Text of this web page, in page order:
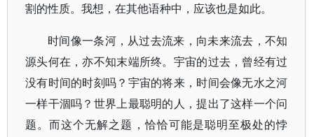
割的性质。我想，在其他语种中，应该也是如此。
时间像一条河，从过去流来，向未来流去，不知
源头何在，亦不知末端所终。宇宙的过去，曾经有过
没有时间的时刻吗？宇宙的将来，时间会像无水之河
一样干涸吗？世界上最聪明的人，提出了这样一个问
题。而这个无解之题，恰恰可能是聪明至极处的悖